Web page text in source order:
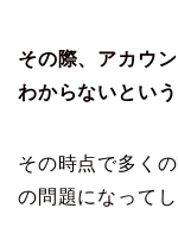
その際、アカウ
わからないとい
その時点で多く
の問題になってし